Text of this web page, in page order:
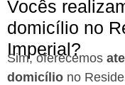
Vocês
domicílio no
Imperial?
Sim, oferecemos
domicílio no